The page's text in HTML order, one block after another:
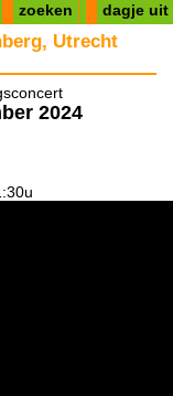
zoeken dagje uit
Utrecht
2024